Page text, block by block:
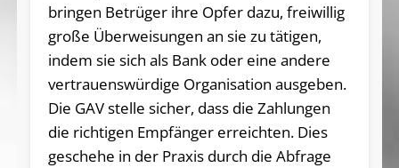
bringen Betrüger ihre Opfer dazu, freiwillig
große Überweisungen an sie zu tätigen,
indem sie sich als Bank oder eine andere
vertrauenswürdige Organisation ausgeben.
Die GAV stelle sicher, dass die Zahlungen
die richtigen Empfänger erreichten. Dies
geschehe in der Praxis durch die Abfrage